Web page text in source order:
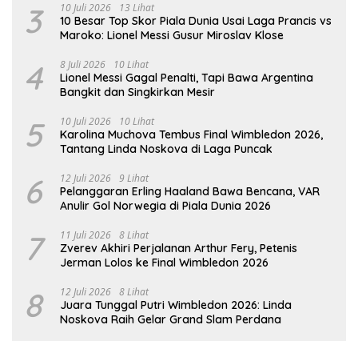
3 10 Juli 2026 13 Lihat
10 Besar Top Skor Piala Dunia Usai Laga Prancis vs
Maroko: Lionel Messi Gusur Miroslav Klose
4 8 Juli 2026 10 Lihat
Lionel Messi Gagal Penalti, Tapi Bawa Argentina
Bangkit dan Singkirkan Mesir
5 10 Juli 2026 10 Lihat
Karolina Muchova Tembus Final Wimbledon 2026,
Tantang Linda Noskova di Laga Puncak
6 12 Juli 2026 9 Lihat
Pelanggaran Erling Haaland Bawa Bencana, VAR
Anulir Gol Norwegia di Piala Dunia 2026
7 11 Juli 2026 8 Lihat
Zverev Akhiri Perjalanan Arthur Fery, Petenis
Jerman Lolos ke Final Wimbledon 2026
8 12 Juli 2026 8 Lihat
Juara Tunggal Putri Wimbledon 2026: Linda
Noskova Raih Gelar Grand Slam Perdana